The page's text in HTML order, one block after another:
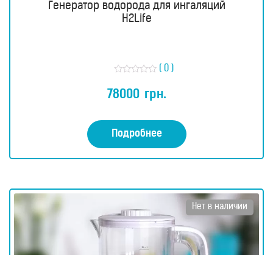
Генератор водорода для ингаляций
H2Life
ц
е
а
0
и
( 0 )
78000 грн.
Подробнее
Нет в наличии